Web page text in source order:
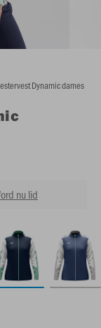
Dynamic dames
nu lid